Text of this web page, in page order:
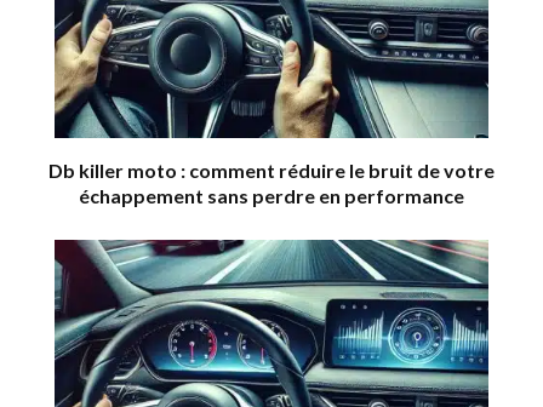
Db killer moto : comment réduire le bruit de votre
échappement sans perdre en performance